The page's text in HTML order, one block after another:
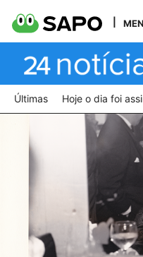
Últimas Hoje o dia foi